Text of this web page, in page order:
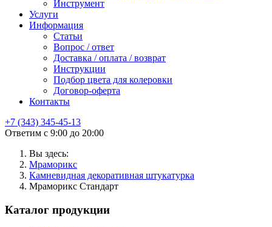
Инструмент
Услуги
Информация
Статьи
Вопрос / ответ
Доставка / оплата / возврат
Инструкции
Подбор цвета для колеровки
Договор-оферта
Контакты
+7 (343) 345-45-13
Ответим с 9:00 до 20:00
Вы здесь:
Мраморикс
Камневидная декоративная штукатурка
Мраморикс Стандарт
Каталог продукции